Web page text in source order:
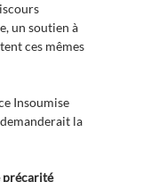
un soutien à
ces mêmes
Insoumise
la
précarité